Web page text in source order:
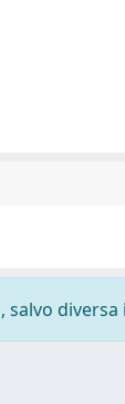
diversa